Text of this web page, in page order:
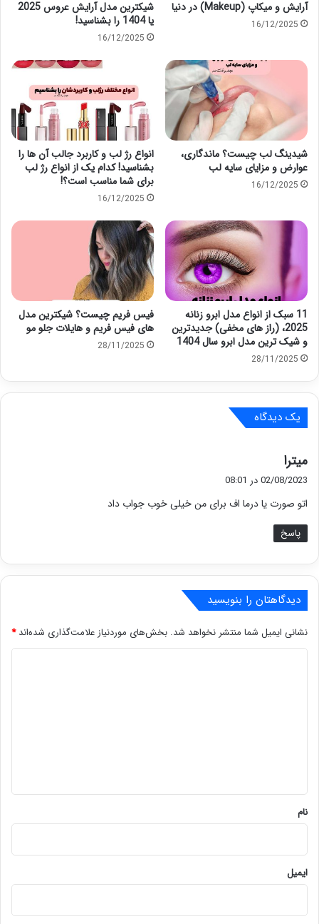
آرایش و میکاپ (Makeup) در دنیا
16/12/2025
شیکترین مدل آرایش عروس 2025
یا 1404 را بشناسید!
16/12/2025
شیدینگ لب چیست؟ ماندگاری،
عوارض و مزایای سایه لب
16/12/2025
انواع رژ لب و کاربرد جالب آن ها را
بشناسید! کدام یک از انواع رژ لب
برای شما مناسب است؟!
16/12/2025
11 سبک از انواع مدل ابرو زنانه
2025، (راز های مخفی) جدیدترین
و شیک ترین مدل ابرو سال 1404
28/11/2025
فیس فریم چیست؟ شیکترین مدل
های فیس فریم و هایلات جلو مو
28/11/2025
یک دیدگاه
میترا
ف
:
02/08/2023 در 08:01
اتو صورت یا درما اف برای من خیلی خوب جواب داد
پاسخ
دیدگاهتان را بنویسید
نشانی ایمیل شما منتشر نخواهد شد. بخش‌های موردنیاز علامت‌گذاری شده‌اند*
نام
ایمیل